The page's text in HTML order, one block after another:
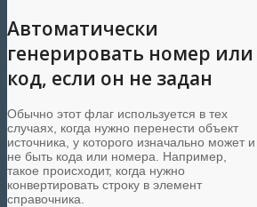
Автоматически
генерировать номер или
код, если он не задан
Обычно этот флаг используется в тех
случаях, когда нужно перенести объект
источника, у которого изначально может и
не быть кода или номера. Например,
такое происходит, когда нужно
конвертировать строку в элемент
справочника.